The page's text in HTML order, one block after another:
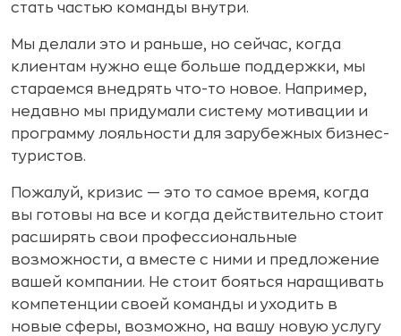
стать частью команды внутри.
Мы делали это и раньше, но сейчас, когда
клиентам нужно еще больше поддержки, мы
стараемся внедрять что-то новое. Например,
недавно мы придумали систему мотивации и
программу лояльности для зарубежных бизнес-
туристов.
Пожалуй, кризис — это то самое время, когда
вы готовы на все и когда действительно стоит
расширять свои профессиональные
возможности, а вместе с ними и предложение
вашей компании. Не стоит бояться наращивать
компетенции своей команды и уходить в
новые сферы, возможно, на вашу новую услугу